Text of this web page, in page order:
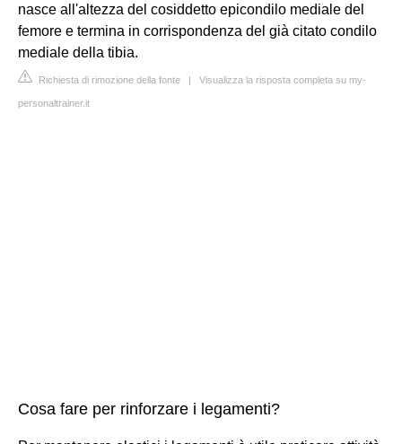
nasce all'altezza del cosiddetto epicondilo mediale del
femore e termina in corrispondenza del già citato condilo
mediale della tibia.
Richiesta di rimozione della fonte | Visualizza la risposta completa su my-
personaltrainer.it
Cosa fare per rinforzare i legamenti?